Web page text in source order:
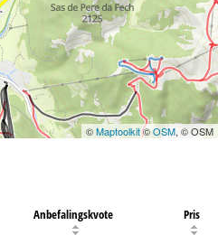
©Maptoolkit©OSM, © OSM
Anbefalingskvote Pris